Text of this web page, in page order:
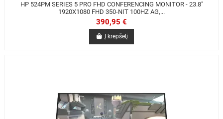
HP 524PM SERIES 5 PRO FHD CONFERENCING MONITOR - 23.8"
1920X1080 FHD 350-NIT 100HZ AG,...
390,95 €
Į krepšelį